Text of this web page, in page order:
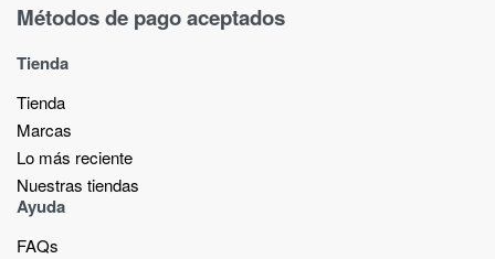
Métodos de pago aceptados
Tienda
Tienda
Marcas
Lo más reciente​
Nuestras tiendas​
Ayuda
FAQs